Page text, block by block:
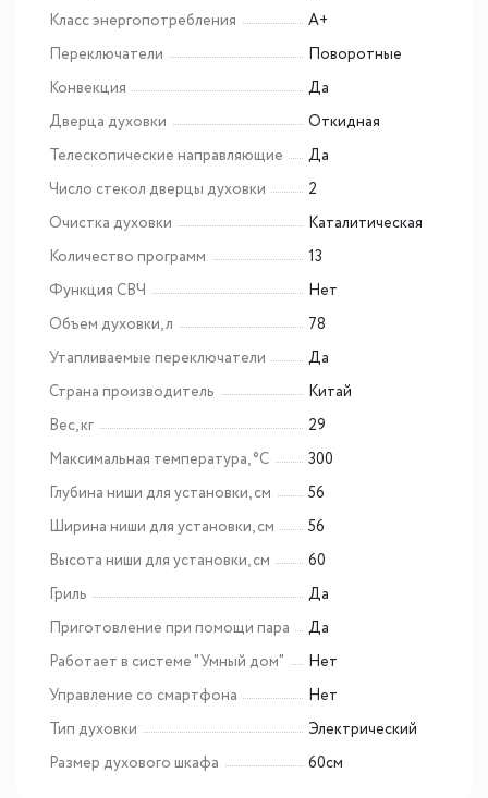
Класс энергопотребления
A+
Переключатели
Поворотные
Конвекция
Да
Дверца духовки
Откидная
Телескопические направляющие
Да
Число стекол дверцы духовки
2
Очистка духовки
Каталитическая
Количество программ
13
Функция СВЧ
Нет
Объем духовки, л
78
Утапливаемые переключатели
Да
Страна производитель
Китай
Вес, кг
29
Максимальная температура, °C
300
Глубина ниши для установки, см
56
Ширина ниши для установки, см
56
Высота ниши для установки, см
60
Гриль
Да
Приготовление при помощи пара
Да
Работает в системе "Умный дом"
Нет
Управление со смартфона
Нет
Тип духовки
Электрический
Размер духового шкафа
60см